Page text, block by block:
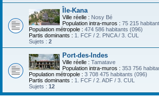
Île-Kana
Ville réelle : Nosy Bé
Population intra-muros : 75 215
Population métropole : 474 586 habitants (096)
Partis dominants : 1. FCF / 2. PNCA / 3. CUL
Sujets : 2
Port-des-Indes
Ville réelle : Tamatave
Population intra-muros : 353 756
Population métropole : 3 708 475 habitants (096)
Partis dominants : 1. FCF / 2. ADF / 3. CUL
Sujets : 12